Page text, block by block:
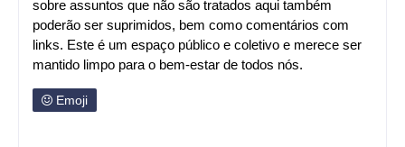
sobre assuntos que não são tratados aqui também
poderão ser suprimidos, bem como comentários com
links. Este é um espaço público e coletivo e merece ser
mantido limpo para o bem-estar de todos nós.
Emoji